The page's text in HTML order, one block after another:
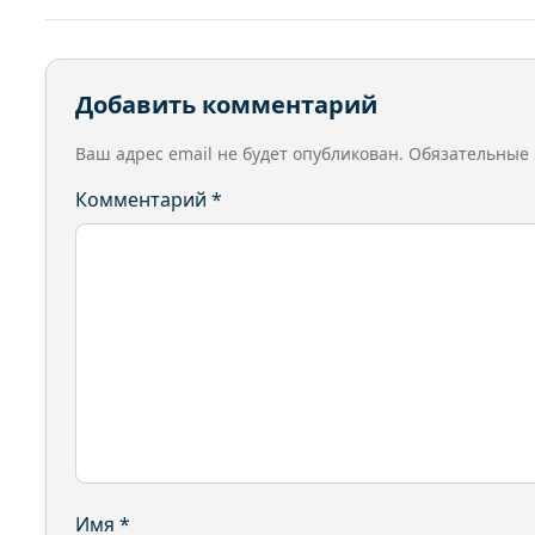
Добавить комментарий
Ваш адрес email не будет опубликован.
Комментарий *
Имя *